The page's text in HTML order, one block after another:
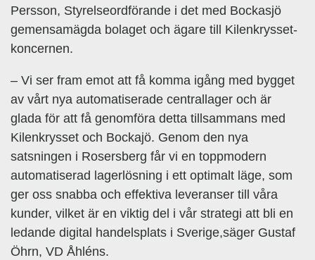
Persson, Styrelseordförande i det med Bockasjö
gemensamägda bolaget och ägare till Kilenkrysset-
koncernen.
– Vi ser fram emot att få komma igång med bygget
av vårt nya automatiserade centrallager och är
glada för att få genomföra detta tillsammans med
Kilenkrysset och Bockajö. Genom den nya
satsningen i Rosersberg får vi en toppmodern
automatiserad lagerlösning i ett optimalt läge, som
ger oss snabba och effektiva leveranser till våra
kunder, vilket är en viktig del i vår strategi att bli en
ledande digital handelsplats i Sverige,säger Gustaf
Öhrn, VD Åhléns.